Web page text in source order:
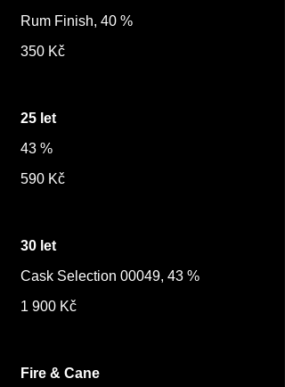
Rum Finish, 40 %
350 Kč
25 let
43 %
590 Kč
30 let
Cask Selection 00049, 43 %
1 900 Kč
Fire & Cane